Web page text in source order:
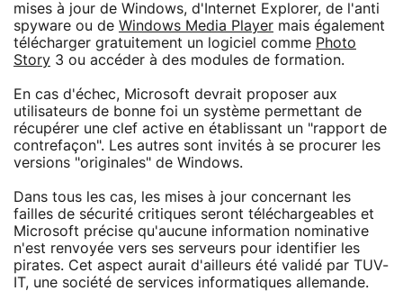
mises à jour de Windows, d'Internet Explorer, de l'anti
spyware ou de Windows Media Player mais également
télécharger gratuitement un logiciel comme Photo
Story 3 ou accéder à des modules de formation.
En cas d'échec, Microsoft devrait proposer aux
utilisateurs de bonne foi un système permettant de
récupérer une clef active en établissant un "rapport de
contrefaçon". Les autres sont invités à se procurer les
versions "originales" de Windows.
Dans tous les cas, les mises à jour concernant les
failles de sécurité critiques seront téléchargeables et
Microsoft précise qu'aucune information nominative
n'est renvoyée vers ses serveurs pour identifier les
pirates. Cet aspect aurait d'ailleurs été validé par TUV-
IT, une société de services informatiques allemande.